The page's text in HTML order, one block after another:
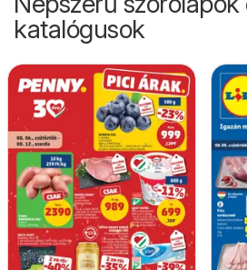
katalógusok